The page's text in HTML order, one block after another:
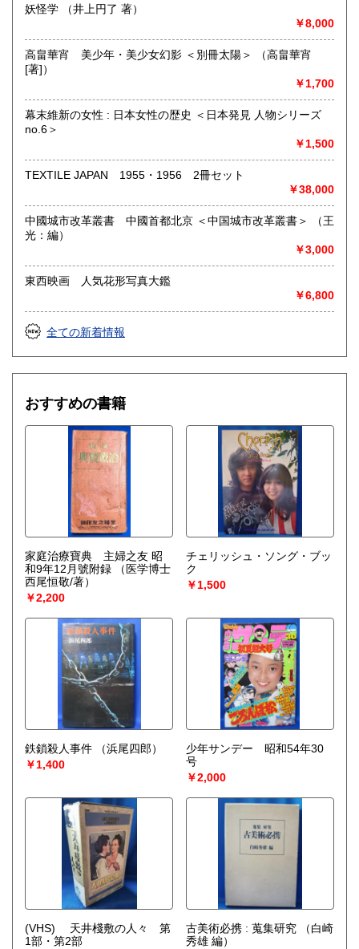
哲学宗教、歴史、美術工芸、趣味、サブカルチャー
妖怪学 （井上円了 著）
￥8,000
高畠華宵 美少年・美少女幻影 ＜別冊太陽＞ （高畠華宵
[著]）
￥1,700
幕末維新の女性 : 日本女性の歴史 ＜日本発見 人物シリーズ
no.6＞
￥1,500
TEXTILE JAPAN 1955・1956 2冊セット
￥38,000
中國城市改革叢書 中國首都北京 ＜中国城市改革叢書＞ （王
光：編）
￥3,000
東西映画 人気花形写真大鑑
￥6,800
全ての新着情報
おすすめの書籍
家庭治療寶典 主婦之友 昭
和9年12月號附録
（医学博士
西尾恒敬/著）
￥2,200
チェリッシュ・ソング・ブッ
ク
￥1,500
鉄鎖殺人事件
（浜尾四郎）
￥1,400
少年サンデー 昭和54年30
号
￥2,000
(VHS) 天井棧敷の人々 第
1部・第2部
古美術必携 : 蒐集研究
（白崎
秀雄 編）